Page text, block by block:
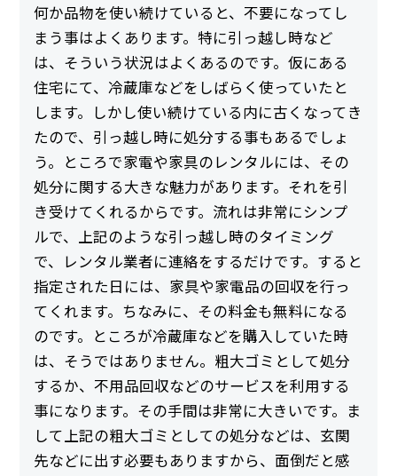
何か品物を使い続けていると、不要になってし
まう事はよくあります。特に引っ越し時など
は、そういう状況はよくあるのです。仮にある
住宅にて、冷蔵庫などをしばらく使っていたと
します。しかし使い続けている内に古くなってき
たので、引っ越し時に処分する事もあるでしょ
う。ところで家電や家具のレンタルには、その
処分に関する大きな魅力があります。それを引
き受けてくれるからです。流れは非常にシンプ
ルで、上記のような引っ越し時のタイミング
で、レンタル業者に連絡をするだけです。すると
指定された日には、家具や家電品の回収を行っ
てくれます。ちなみに、その料金も無料になる
のです。ところが冷蔵庫などを購入していた時
は、そうではありません。粗大ゴミとして処分
するか、不用品回収などのサービスを利用する
事になります。その手間は非常に大きいです。ま
して上記の粗大ゴミとしての処分などは、玄関
先などに出す必要もありますから、面倒だと感